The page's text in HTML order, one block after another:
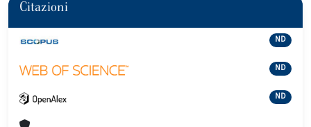
Citazioni
ND
ND
ND